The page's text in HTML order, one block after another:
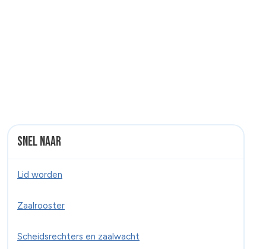
Snel naar
Lid worden
Zaalrooster
Scheidsrechters en zaalwacht